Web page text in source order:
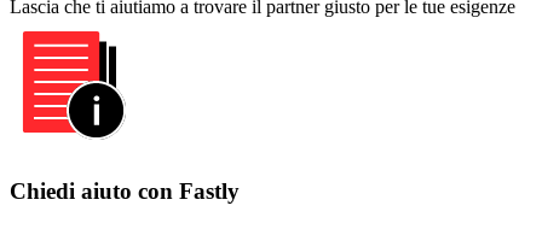
Lascia che ti aiutiamo a trovare il partner giusto per le tue esigenze
Chiedi aiuto con Fastly